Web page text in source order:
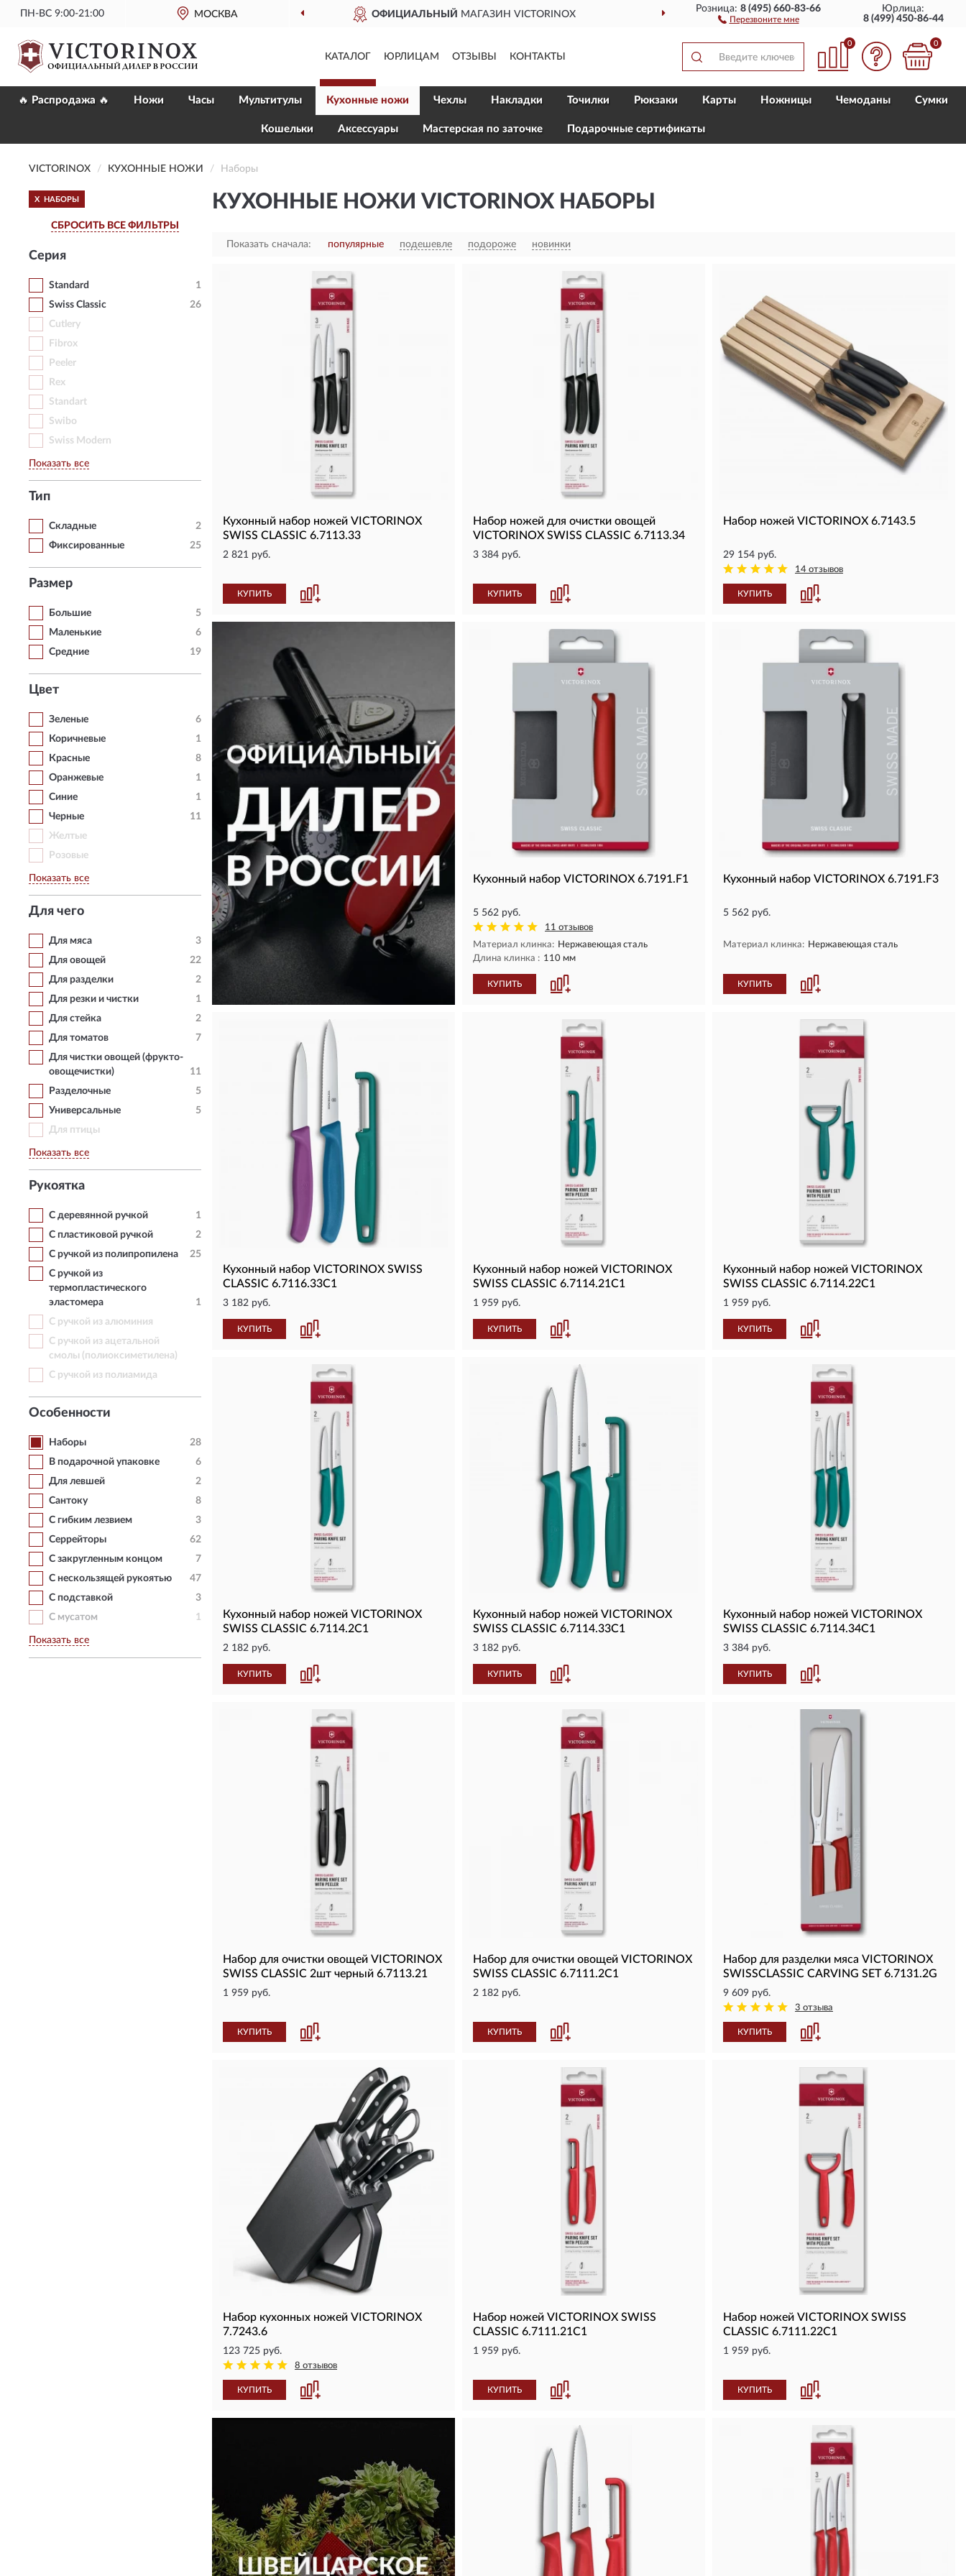
ПН-ВС 9:00-21:00 МОСКВА
ОФИЦИАЛЬНЫЙ МАГАЗИН VICTORINOX ДОСТАВИМ ПО ВСЕЙ РОССИИ ПОЛНЫЙАССОРТИМЕНТ
Розница:8 (495) 660-83-66
Перезвоните мне
Юрлица:
8 (499) 450-86-44
КАТАЛОГ ЮРЛИЦАМ ОТЗЫВЫ КОНТАКТЫ
0 0
🔥 Распродажа 🔥 Ножи Часы Мультитулы Кухонные ножи Чехлы Накладки Точилки Рюкзаки Карты Ножницы Чемоданы Сумки
Кошельки Aксессуары Мастерская по заточке Подарочные сертификаты
VICTORINOX КУХОННЫЕ НОЖИ Наборы
X НАБОРЫ
СБРОСИТЬ ВСЕ ФИЛЬТРЫ
Серия
Standard
1
Swiss Classic
26
Cutlery
Fibrox
Peeler
Rex
Standart
Swibo
Swiss Modern
Показать все
Тип
Складные
2
Фиксированные
25
Размер
Большие
5
Маленькие
6
Средние
19
Цвет
Зеленые
6
Коричневые
1
Красные
8
Оранжевые
1
Синие
1
Черные
11
Желтые
Розовые
Показать все
Для чего
Для мяса
3
Для овощей
22
Для разделки
2
Для резки и чистки
1
Для стейка
2
Для томатов
7
Для чистки овощей (фрукто-
овощечистки)
11
Разделочные
5
Универсальные
5
Для птицы
Показать все
Рукоятка
С деревянной ручкой
1
С пластиковой ручкой
2
С ручкой из полипропилена
25
С ручкой из
термопластического
эластомера
1
С ручкой из алюминия
С ручкой из ацетальной
смолы (полиоксиметилена)
С ручкой из полиамида
Особенности
Наборы
28
В подарочной упаковке
6
Для левшей
2
Сантоку
8
С гибким лезвием
3
Серрейторы
62
С закругленным концом
7
С нескользящей рукоятью
47
С подставкой
3
С мусатом
1
Показать все
КУХОННЫЕ НОЖИ VICTORINOX НАБОРЫ
Показать сначала: популярные подешевле подороже новинки
Кухонный набор ножей VICTORINOX
SWISS CLASSIC 6.7113.33
2 821 руб.
КУПИТЬ
Набор ножей для очистки овощей
VICTORINOX SWISS CLASSIC 6.7113.34
3 384 руб.
КУПИТЬ
Набор ножей VICTORINOX 6.7143.5
29 154 руб.
14 отзывов
КУПИТЬ
Кухонный набор VICTORINOX 6.7191.F1
5 562 руб.
11 отзывов
Материал клинка: Нержавеющая сталь
Длина клинка : 110 мм
КУПИТЬ
Кухонный набор VICTORINOX 6.7191.F3
5 562 руб.
Материал клинка: Нержавеющая сталь
КУПИТЬ
Кухонный набор VICTORINOX SWISS
CLASSIC 6.7116.33C1
3 182 руб.
КУПИТЬ
Кухонный набор ножей VICTORINOX
SWISS CLASSIC 6.7114.21C1
1 959 руб.
КУПИТЬ
Кухонный набор ножей VICTORINOX
SWISS CLASSIC 6.7114.22C1
1 959 руб.
КУПИТЬ
Кухонный набор ножей VICTORINOX
SWISS CLASSIC 6.7114.2C1
2 182 руб.
КУПИТЬ
Кухонный набор ножей VICTORINOX
SWISS CLASSIC 6.7114.33C1
3 182 руб.
КУПИТЬ
Кухонный набор ножей VICTORINOX
SWISS CLASSIC 6.7114.34C1
3 384 руб.
КУПИТЬ
Набор для очистки овощей VICTORINOX
SWISS CLASSIC 2шт черный 6.7113.21
1 959 руб.
КУПИТЬ
Набор для очистки овощей VICTORINOX
SWISS CLASSIC 6.7111.2C1
2 182 руб.
КУПИТЬ
Набор для разделки мяса VICTORINOX
SWISSCLASSIC CARVING SET 6.7131.2G
9 609 руб.
3 отзыва
КУПИТЬ
Набор кухонных ножей VICTORINOX
7.7243.6
123 725 руб.
8 отзывов
КУПИТЬ
Набор ножей VICTORINOX SWISS
CLASSIC 6.7111.21C1
1 959 руб.
КУПИТЬ
Набор ножей VICTORINOX SWISS
CLASSIC 6.7111.22C1
1 959 руб.
КУПИТЬ